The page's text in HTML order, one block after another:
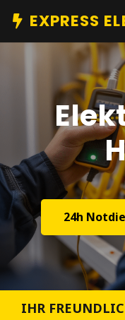
EXPRESS
24h
IHR